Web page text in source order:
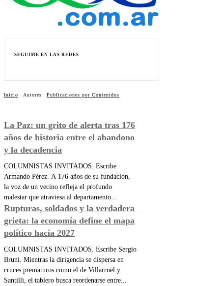
La Paz: un grito de alerta tras 176
años de historia entre el abandono
y la decadencia
COLUMNISTAS INVITADOS. Escribe
Armando Pérez. A 176 años de su fundación,
la voz de un vecino refleja el profundo
malestar que atraviesa al departamento...
Rupturas, soldados y la verdadera
grieta: la economía define el mapa
político hacia 2027
COLUMNISTAS INVITADOS. Escribe Sergio
Bruni. Mientras la dirigencia se dispersa en
cruces prematuros como el de Villarruel y
Santilli, el tablero busca reordenarse entre...
SEGUIME EN LAS REDES
Inicio Autores Publicaciones por Contenidos